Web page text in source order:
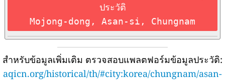
ประวัติ
Mojong-dong, Asan-si, Chungnam
สำหรับข้อมูลเพิ่มเติม ตรวจสอบแพลตฟอร์มข้อมูลประวัติ:
aqicn.org/historical/th/#city:korea/chungnam/asan-